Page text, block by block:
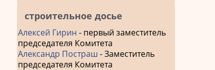
строительное досье
Алексей Гирин - первый заместитель
председателя Комитета
Александр Постраш - Заместитель
председателя Комитета